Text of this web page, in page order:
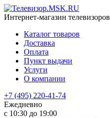
Интернет-магазин телевизоров
Каталог товаров
Доставка
Оплата
Пункт выдачи
Услуги
О компании
+7 (495) 220-41-74
Ежедневно
с 10:30 до 19:00